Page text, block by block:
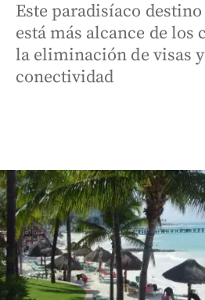
Este paradisíaco
está más alcance de
la eliminación de visas
conectividad